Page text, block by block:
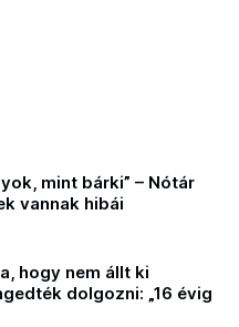
mint bárki” – Nótár
vannak hibái
hogy nem állt ki
dolgozni: „16 évig